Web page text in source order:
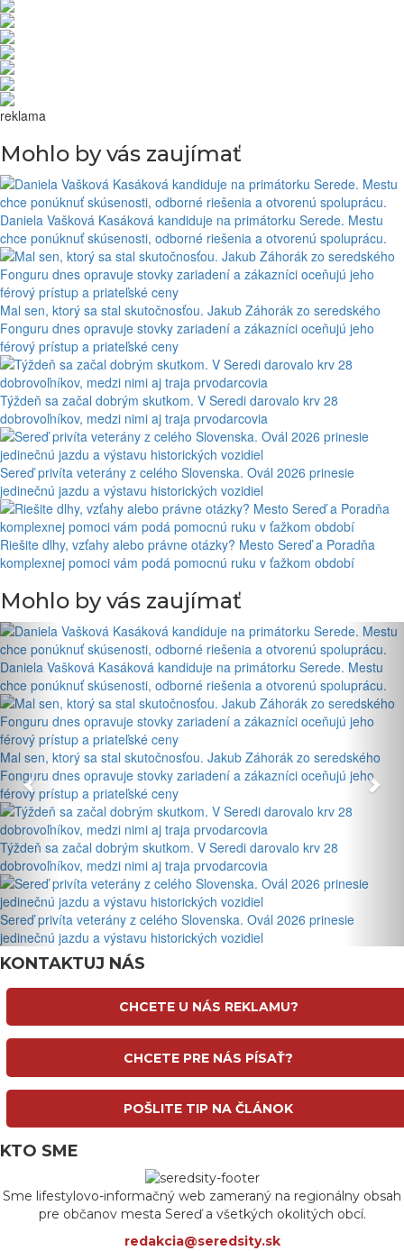
reklama
Mohlo by vás zaujímať
Daniela Vašková Kasáková kandiduje na primátorku Serede. Mestu
chce ponúknuť skúsenosti, odborné riešenia a otvorenú spoluprácu.
Mal sen, ktorý sa stal skutočnosťou. Jakub Záhorák zo seredského
Fonguru dnes opravuje stovky zariadení a zákazníci oceňujú jeho
férový prístup a priateľské ceny
Týždeň sa začal dobrým skutkom. V Seredi darovalo krv 28
dobrovoľníkov, medzi nimi aj traja prvodarcovia
Sereď privíta veterány z celého Slovenska. Ovál 2026 prinesie
jedinečnú jazdu a výstavu historických vozidiel
Riešite dlhy, vzťahy alebo právne otázky? Mesto Sereď a Poradňa
komplexnej pomoci vám podá pomocnú ruku v ťažkom období
Mohlo by vás zaujímať
Daniela Vašková Kasáková kandiduje na primátorku Serede. Mestu
chce ponúknuť skúsenosti, odborné riešenia a otvorenú spoluprácu.
Mal sen, ktorý sa stal skutočnosťou. Jakub Záhorák zo seredského
Fonguru dnes opravuje stovky zariadení a zákazníci oceňujú jeho
férový prístup a priateľské ceny
Týždeň sa začal dobrým skutkom. V Seredi darovalo krv 28
dobrovoľníkov, medzi nimi aj traja prvodarcovia
Sereď privíta veterány z celého Slovenska. Ovál 2026 prinesie
jedinečnú jazdu a výstavu historických vozidiel
KONTAKTUJ NÁS
CHCETE U NÁS REKLAMU?
CHCETE PRE NÁS PÍSAŤ?
POŠLITE TIP NA ČLÁNOK
KTO SME
Sme lifestylovo-informačný web zameraný na regionálny obsah
pre občanov mesta Sereď a všetkých okolitých obcí.
redakcia@seredsity.sk